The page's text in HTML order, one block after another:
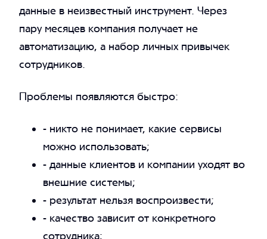
данные в неизвестный инструмент. Через
пару месяцев компания получает не
автоматизацию, а набор личных привычек
сотрудников.
Проблемы появляются быстро:
- никто не понимает, какие сервисы
можно использовать;
- данные клиентов и компании уходят во
внешние системы;
- результат нельзя воспроизвести;
- качество зависит от конкретного
сотрудника;